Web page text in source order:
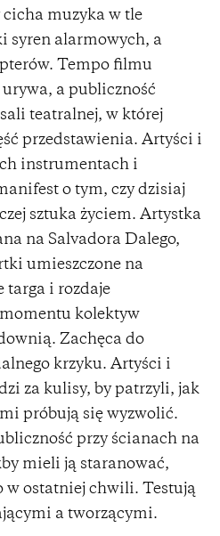
muzyka w tle
syren alarmowych, a
Tempo filmu
a publiczność
teatralnej, w której
przedstawienia. Artyści i
instrumentach i
o tym, czy dzisiaj
sztuka życiem. Artystka
na Salvadora Dalego,
umieszczone na
targa i rozdaje
kolektyw
Zachęca do
krzyku. Artyści i
za kulisy, by patrzyli, jak
próbują się wyzwolić.
przy ścianach na
mieli ją staranować,
w ostatniej chwili. Testują
a tworzącymi.